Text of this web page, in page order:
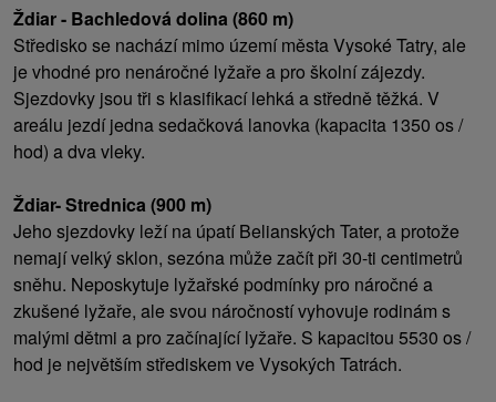
Ždiar - Bachledová dolina (860 m)
Středisko se nachází mimo území města Vysoké Tatry, ale
je vhodné pro nenáročné lyžaře a pro školní zájezdy.
Sjezdovky jsou tři s klasifikací lehká a středně těžká. V
areálu jezdí jedna sedačková lanovka (kapacita 1350 os /
hod) a dva vleky.
Ždiar- Strednica (900 m)
Jeho sjezdovky leží na úpatí Belianských Tater, a protože
nemají velký sklon, sezóna může začít při 30-ti centimetrů
sněhu. Neposkytuje lyžařské podmínky pro náročné a
zkušené lyžaře, ale svou náročností vyhovuje rodinám s
malými dětmi a pro začínající lyžaře. S kapacitou 5530 os /
hod je největším střediskem ve Vysokých Tatrách.